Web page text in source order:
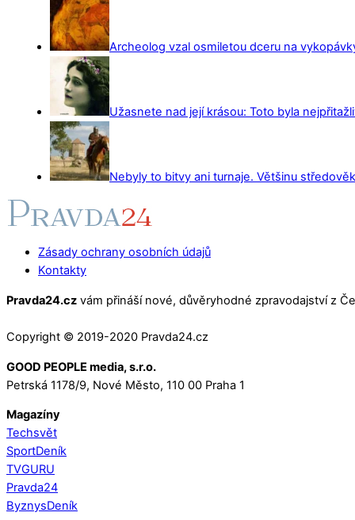
Archeolog vzal osmiletou dceru na
Užasnete nad její krásou: Toto byla
Nebyly to bitvy ani turnaje. Většinu
Zásady ochrany osobních údajů
Kontakty
Pravda24.cz vám přináší nové, důvěryhodné zpravodajství z
Copyright © 2019-2020 Pravda24.cz
GOOD PEOPLE media, s.r.o.
Petrská 1178/9, Nové Město, 110 00 Praha 1
Magazíny
Techsvět
SportDeník
TVGURU
Pravda24
ByznysDeník